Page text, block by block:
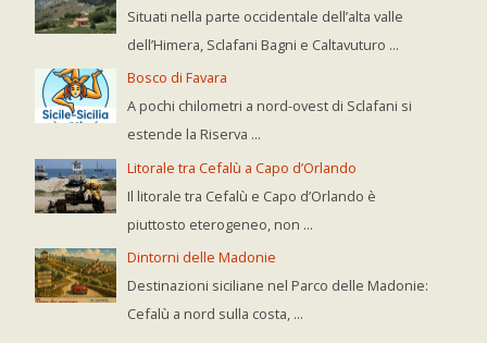
Situati nella parte occidentale dell’alta valle
dell’Himera, Sclafani Bagni e Caltavuturo ...
Bosco di Favara
A pochi chilometri a nord-ovest di Sclafani si
estende la Riserva ...
Litorale tra Cefalù a Capo d’Orlando
Il litorale tra Cefalù e Capo d’Orlando è
piuttosto eterogeneo, non ...
Dintorni delle Madonie
Destinazioni siciliane nel Parco delle Madonie:
Cefalù a nord sulla costa, ...